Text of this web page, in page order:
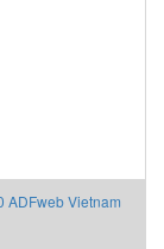
ADFweb Vietnam